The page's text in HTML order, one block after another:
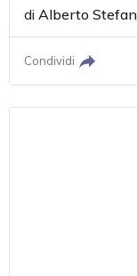
diAlberto
Condividi